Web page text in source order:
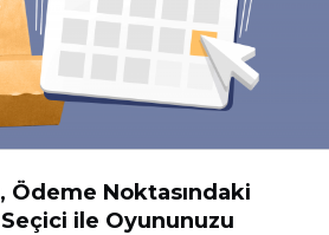
Ödeme Noktasındaki
ile Oyununuzu